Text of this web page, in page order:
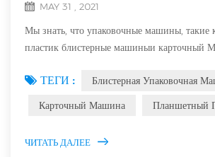
MAY 31 , 2021
Мы знать, что упаковочные машины, такие
пластик блистерные машиныи карточный
использоваться в медицинской
пищевой промышленности, Они часто
ТЕГИ :
Блистерная Упаковочная
Карточный Машина
Планшетный
ЧИТАТЬ ДАЛЕЕ